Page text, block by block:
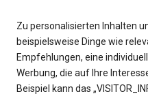
Zu personalisierten Inhalten
beispielsweise Dinge wie
Empfehlungen, eine
Werbung, die auf Ihre
Beispiel kann das